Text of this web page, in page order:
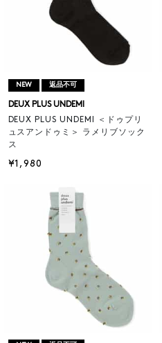
NEW 返品不可
DEUX PLUS UNDEMI
DEUX PLUS UNDEMI ＜ドゥプリ
ュスアンドゥミ＞ ラメリブソック
ス
¥1,980